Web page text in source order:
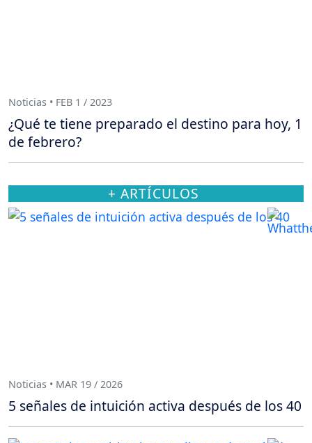
Noticias • FEB 1 / 2023
¿Qué te tiene preparado el destino para hoy, 1
de febrero?
+ ARTÍCULOS
Noticias • MAR 19 / 2026
5 señales de intuición activa después de los 40